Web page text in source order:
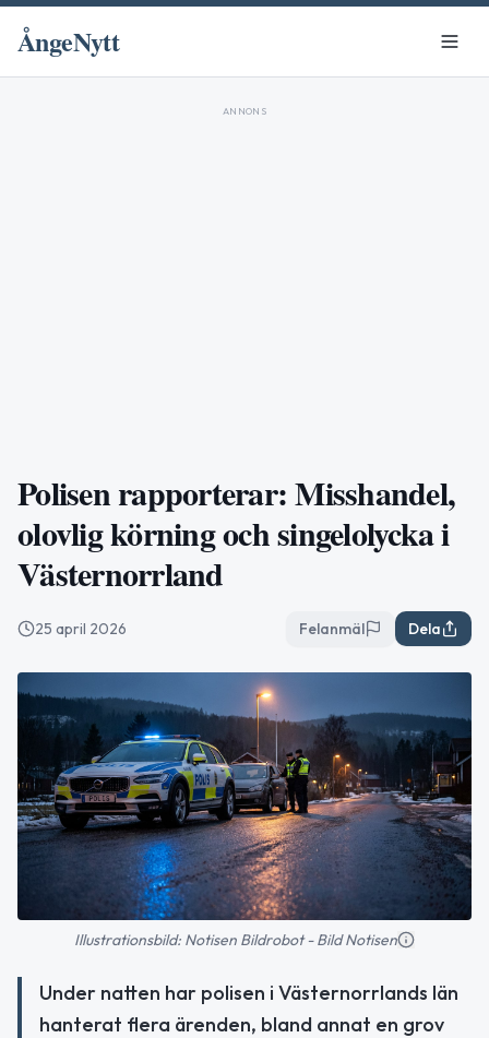
ÅngeNytt
ANNONS
Polisen rapporterar: Misshandel,
olovlig körning och singelolycka i
Västernorrland
25 april 2026 Felanmäl Dela
Illustrationsbild: Notisen Bildrobot - Bild Notisen
Under natten har polisen i Västernorrlands län
hanterat flera ärenden, bland annat en grov